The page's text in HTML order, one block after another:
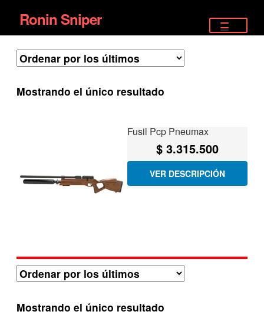
Ir
a
la
Ir
al
contenido
Ronin Sniper
PISTOLAS
Mostrando el único resultado
Fusil Pcp Pneumax
$3.315.500
VER DESCRIPCIÓN
Mostrando el único resultado